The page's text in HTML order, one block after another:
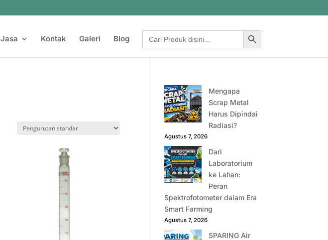
Jasa Kontak Galeri Blog
Search
for:
Search Button
Mengapa
Scrap Metal
Harus Dipindai
Radiasi?
Agustus 7, 2026
Dari
Laboratorium
ke Lahan:
Peran
Spektrofotometer dalam Era
Smart Farming
Agustus 7, 2026
SPARING Air